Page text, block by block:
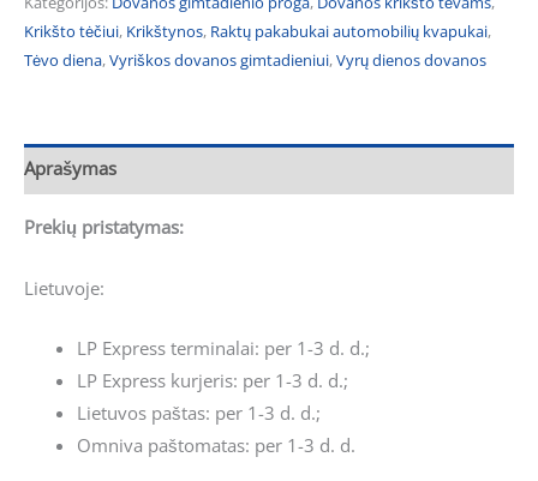
Krikšto tėčiui, Krikštynos, Raktų pakabukai automobilių kvapukai,
Tėvo diena,Vyriškos dovanos gimtadieniui,Vyrų dienos dovanos
Aprašymas
Prekių pristatymas:
Lietuvoje:
LP Express terminalai: per 1-3 d. d.;
LP Express kurjeris: per 1-3 d. d.;
Lietuvos paštas: per 1-3 d. d.;
Omniva paštomatas: per 1-3 d. d.